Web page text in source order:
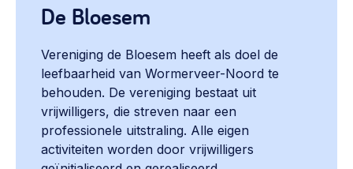
De Bloesem
Vereniging de Bloesem heeft als doel de
leefbaarheid van Wormerveer-Noord te
behouden. De vereniging bestaat uit
vrijwilligers, die streven naar een
professionele uitstraling. Alle eigen
activiteiten worden door vrijwilligers